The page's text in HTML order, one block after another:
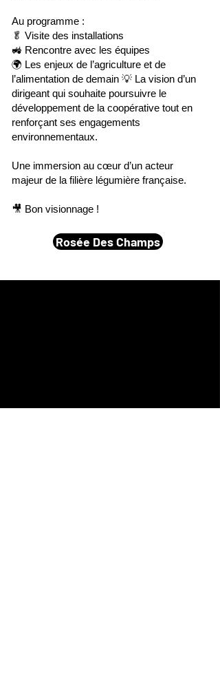
Au programme :
🥬 Visite des installations
🚜 Rencontre avec les équipes
🌍 Les enjeux de l’agriculture et de
l’alimentation de demain 💡 La vision d’un
dirigeant qui souhaite poursuivre le
développement de la coopérative tout en
renforçant ses engagements
environnementaux.
Une immersion au cœur d’un acteur
majeur de la filière légumière française.
🎥 Bon visionnage !
Rosée Des Champs